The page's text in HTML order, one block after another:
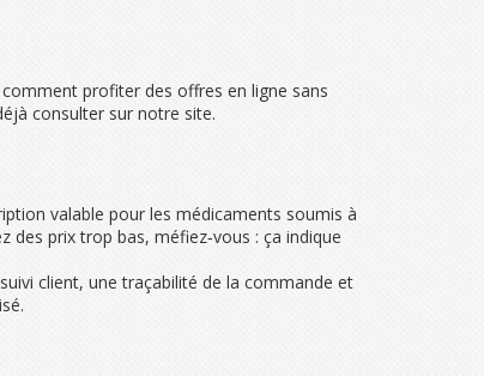
profiter des offres en ligne sans
consulter sur notre site.
valable pour les médicaments soumis à
des prix trop bas, méfiez‑vous : ça indique
client, une traçabilité de la commande et